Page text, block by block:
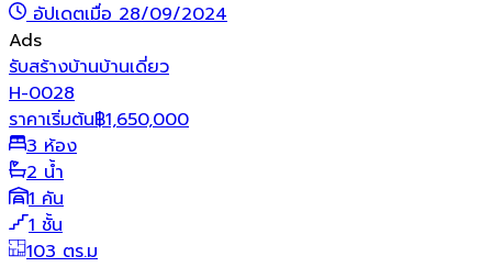
อัปเดตเมื่อ 28/09/2024
Ads
รับสร้างบ้านบ้านเดี่ยว
H-0028
ราคาเริ่มต้น฿1,650,000
3 ห้อง
2 น้ำ
1 คัน
1 ชั้น
103 ตร.ม